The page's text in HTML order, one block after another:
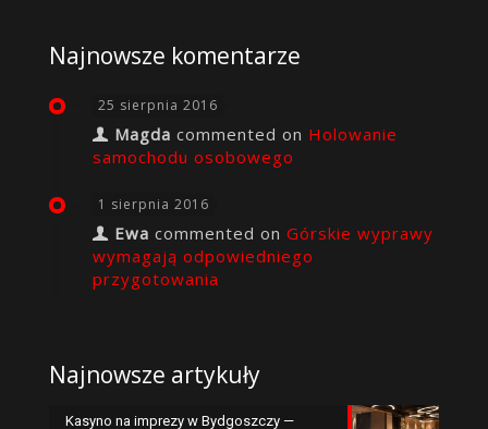
Najnowsze komentarze
25 sierpnia 2016
Magda commented on Holowanie
samochodu osobowego
1 sierpnia 2016
Ewa commented on Górskie wyprawy
wymagają odpowiedniego
przygotowania
Najnowsze artykuły
Kasyno na imprezy w Bydgoszczy —